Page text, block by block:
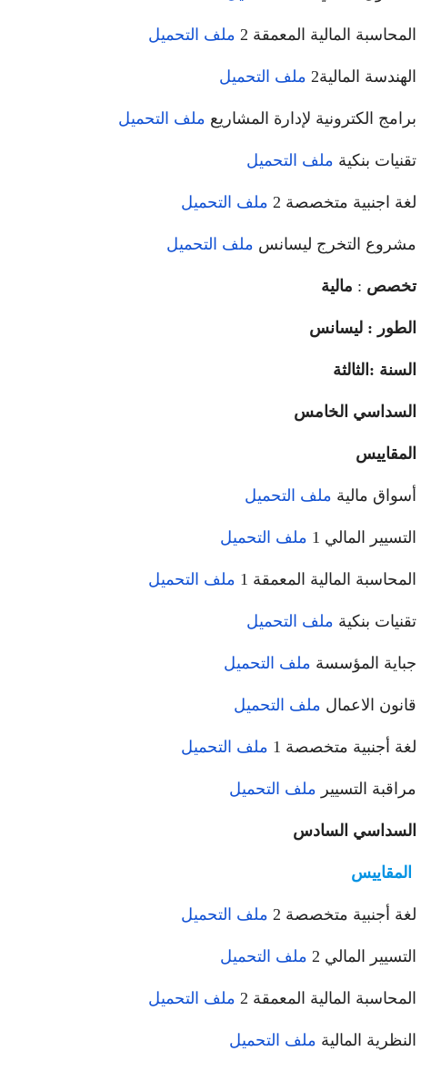
المحاسبة المالية المعمقة 2 ملف التحميل
الهندسة المالية2 ملف التحميل
برامج الكترونية لإدارة المشاريع ملف التحميل
تقنيات بنكية ملف التحميل
لغة اجنبية متخصصة 2 ملف التحميل
مشروع التخرج ليسانس ملف التحميل
تخصص : مالية
الطور : ليسانس
السنة :الثالثة
السداسي الخامس
المقاييس
أسواق مالية ملف التحميل
التسيير المالي 1 ملف التحميل
المحاسبة المالية المعمقة 1 ملف التحميل
تقنيات بنكية ملف التحميل
جباية المؤسسة ملف التحميل
قانون الاعمال ملف التحميل
لغة أجنبية متخصصة 1 ملف التحميل
مراقبة التسيير ملف التحميل
السداسي السادس
المقاييس
لغة أجنبية متخصصة 2 ملف التحميل
التسيير المالي 2 ملف التحميل
المحاسبة المالية المعمقة 2 ملف التحميل
النظرية المالية ملف التحميل